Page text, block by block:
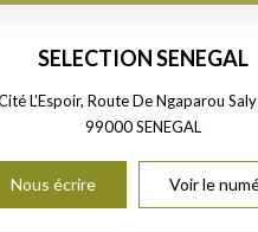
SELECTION SENEGAL
L'Espoir, Route De Ngaparou
99000SENEGAL
Nous écrire Voir le